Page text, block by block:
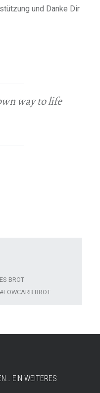
und Danke Dir
way to life
BROT
LOWCARB BROT
EIN WEITERES